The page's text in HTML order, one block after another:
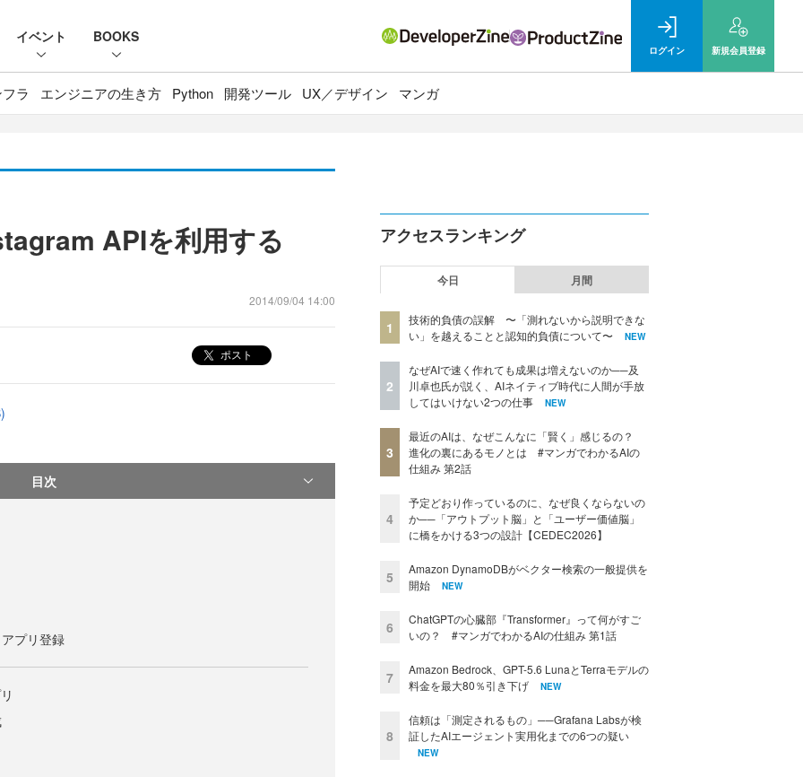
イベント BOOKS
ログイン 新規会員登録
ラ エンジニアの生き方 Python 開発ツール UX／デザイン マンガ
APIを利用する
2014/09/04 14:00
ポスト
目次
プリ登録
アクセスランキング
今日 月間
1
技術的負債の誤解 〜「測れないから説明できな
い」を越えることと認知的負債について〜
NEW
2
なぜAIで速く作れても成果は増えないのか──及
川卓也氏が説く、AIネイティブ時代に人間が手放
してはいけない2つの仕事
NEW
3
最近のAIは、なぜこんなに「賢く」感じるの？
進化の裏にあるモノとは #マンガでわかるAIの
仕組み 第2話
4
予定どおり作っているのに、なぜ良くならないの
か──「アウトプット脳」と「ユーザー価値脳」
に橋をかける3つの設計【CEDEC2026】
5
Amazon DynamoDBがベクター検索の一般提供を
開始
NEW
6
ChatGPTの心臓部『Transformer』って何がすご
いの？ #マンガでわかるAIの仕組み 第1話
7
Amazon Bedrock、GPT-5.6 LunaとTerraモデルの
料金を最大80％引き下げ
NEW
8
信頼は「測定されるもの」──Grafana Labsが検
証したAIエージェント実用化までの6つの疑い
NEW